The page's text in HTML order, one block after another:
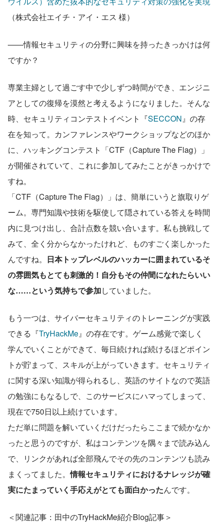
（株式会社エイチ・アイ・エス 様）
——情報セキュリティの分野に興味を持ったきっかけは何
ですか？
専業主婦として過ごす中で少しずつ時間ができ、エンジニ
アとしての復帰を漠然と考えるようになりました。そんな
時、セキュリティコンテストイベント『SECCON』の存
在を知って。カンファレンスやワークショップなどのほか
に、ハッキングコンテスト「CTF（Capture The Flag）」
が開催されていて、これに参加してみたことがきっかけで
すね。
「CTF（Capture The Flag）」は、簡単にいうと旗取りゲ
ーム。専門知識や技術を駆使して隠されている答えを時間
内に見つけ出し、合計点数を競い合います。私も挑戦して
みて、全く分からなかったけれど、ものすごく楽しかった
んですね。 日本トップレベルのハッカーに囲まれているそ
の雰囲気もとても刺激的！自分もその仲間になれたらいい
な……という気持ちで参加していました。
もう一つは、サイバーセキュリティのトレーニングが実践
できる『TryHackMe』の存在です。ゲーム感覚で楽しく
学んでいくことができて、毎日続ければ続けるほどポイン
トが貯まって、スキルが上がっていきます。セキュリティ
に関する深い知識が得られるし、英語のサイトなので英語
の勉強にもなるしで、このサービスにハマってしまって、
現在で750日以上続けています。
ただ単に問題を解いていくだけだったらここまで続かなか
ったと思うのですが、私はコンテンツを隅々まで読み込ん
で、リンクがあれば全部飛んでその先のコンテンツも読み
まくってました。情報セキュリティにおけるナレッジが確
実にたまっていく手応えがとても面白かったんです。
＜関連記事：田中のTryHackMe紹介Blog記事＞